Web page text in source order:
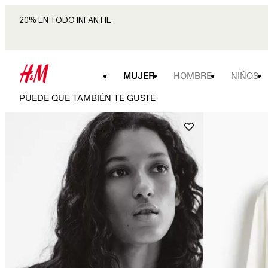
20% EN TODO INFANTIL
MUJER HOMBRE NIÑOS
PUEDE QUE TAMBIÉN TE GUSTE